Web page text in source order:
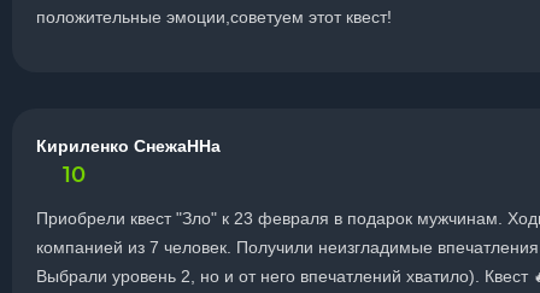
положительные эмоции,советуем этот квест!
Кириленко СнежаННа
10
Приобрели квест "Зло" к 23 февраля в подарок мужчинам.
компанией из 7 человек. Получили неизгладимые
Выбрали уровень 2, но и от него впечатлений хватило). Квест